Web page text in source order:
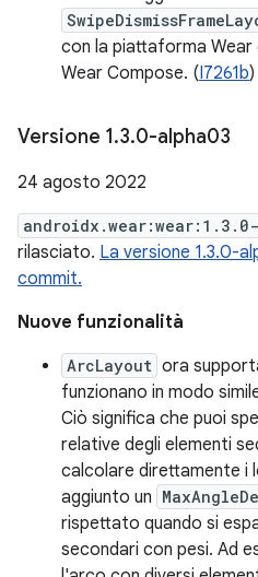
con la piattaforma Wear
Wear Compose. (I7261b)
Versione 1.3.0-alpha03
24 agosto 2022
rilasciato. La versione 1.3.0-
commit.
Nuove funzionalità
ArcLayout ora
funzionano in modo
Ciò significa che puoi
relative degli elementi
calcolare direttamente i
aggiunto un
rispettato quando si
secondari con pesi. Ad